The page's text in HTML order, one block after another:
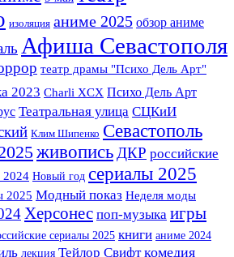
изоляция аниме 2025 обзор аниме
Афиша Севастополя
театр драмы "Психо Дель Арт"
2023 Charli XCX Психо Дель Арт
Театральная улица СЦКиИ
Клим Шипенко Севастополь
живопись ДКР российские
2024 Новый год сериалы 2025
2025 Модный показ Неделя моды
Херсонес поп-музыка игры
сериалы 2025 книги аниме 2024
лекция Тейлор Свифт комедия